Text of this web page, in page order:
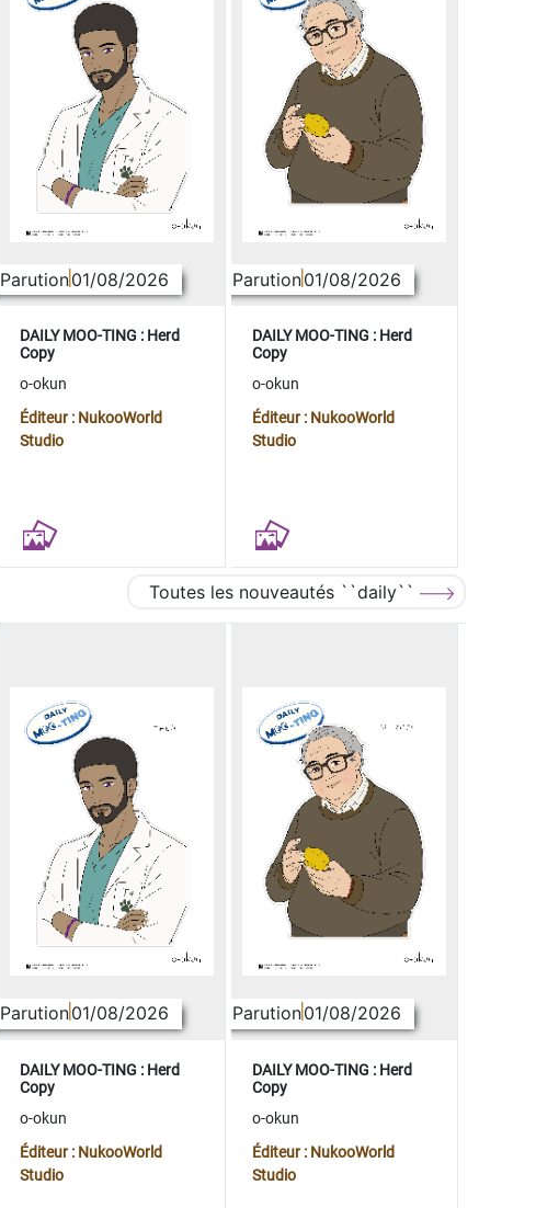
Parution01/08/2026
DAILY MOO-TING : Herd
Copy
o-okun
Éditeur : NukooWorld
Studio
Parution01/08/2026
DAILY MOO-TING : Herd
Copy
o-okun
Éditeur : NukooWorld
Studio
Toutes les nouveautés ``daily``
Parution01/08/2026
DAILY MOO-TING : Herd
Copy
o-okun
Éditeur : NukooWorld
Studio
Parution01/08/2026
DAILY MOO-TING : Herd
Copy
o-okun
Éditeur : NukooWorld
Studio